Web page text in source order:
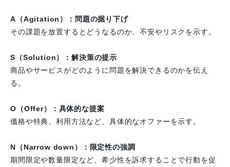
A（Agitation）：問題の掘り下げ
その課題を放置するとどうなるのか、不安やリスクを示す。
S（Solution）：解決策の提示
商品やサービスがどのように問題を解決できるのかを伝え
る。
O（Offer）：具体的な提案
価格や特典、利用方法など、具体的なオファーを示す。
N（Narrow down）：限定性の強調
期間限定や数量限定など、希少性を訴求することで行動を促